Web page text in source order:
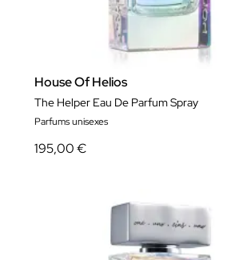
House Of Helios
The Helper Eau De Parfum Spray
Parfums unisexes
195,00 €